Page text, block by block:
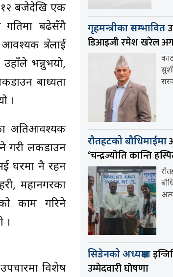
१२ बजेदेखि एक
गतिमा बढेसँगै
क्षेत्रलाई
भन्नुभयो,
बाध्यता
।
अतिआवश्यक
गरी लकडाउन
घरमा नै रहन
महानगरका
काम गरिने
।
विशेष
गृहमन्त्रीका सम्भावित
डिआइजी रमेश खरेल
रौतहटको बौधिमाईमा
‘चन्द्रज्योति कान्ति
सिडेनको अध्यक्षमा
उम्मेदवारी घोषणा